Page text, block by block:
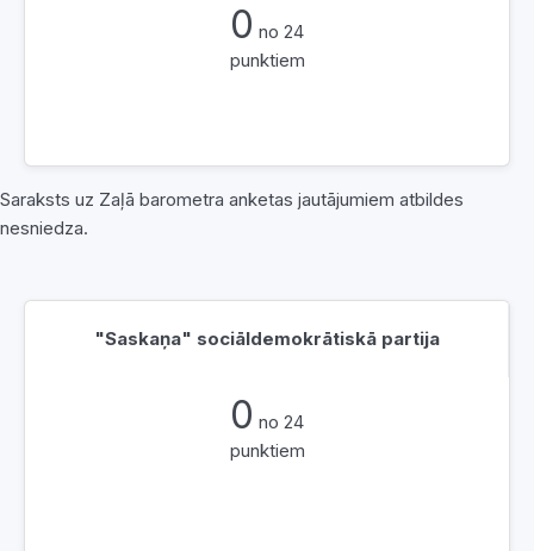
0 no 24
punktiem
Saraksts uz Zaļā barometra anketas jautājumiem atbildes
nesniedza.
"Saskaņa" sociāldemokrātiskā partija
0 no 24
punktiem